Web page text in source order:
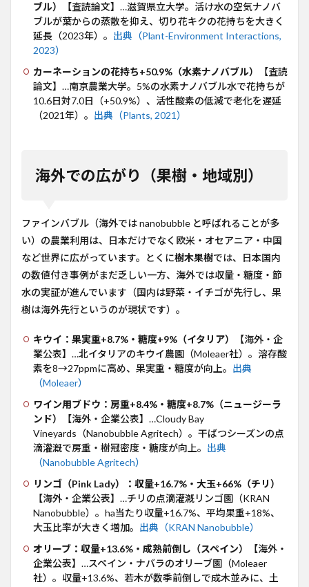
ブル）
【査読論文】…滋賀県立大学。活け水の空気ナノバ
ブルが葉からの蒸散を抑え、切り花キクの花持ちを大きく
延長（2023年）。 出典（Plant-Environment Interactions,
2023）
カーネーションの花持ち+50.9%（水素ナノバブル）
【査読
論文】…南京農業大学。5%の水素ナノバブル水で花持ちが
10.6日対7.0日（+50.9%）、活性酸素の低減で老化を遅延
（2021年）。 出典（Plants, 2021）
海外での広がり（果樹・地域別）
ファインバブル（海外では nanobubble と呼ばれることが多
い）の農業利用は、日本だけでなく欧米・オセアニア・中国
など世界に広がっています。とくに樹木果樹では、日本国内
の数値付き事例がまだ乏しい一方、海外では収量・糖度・節
水の実証が進んでいます（国内は野菜・イチゴが先行し、果
樹は海外先行というのが現状です）。
キウイ：果実重+8.7%・糖度+9%（イタリア）
【海外・企
業公表】…北イタリアのキウイ農園（Moleaer社）。溶存酸
素を8→27ppmに高め、果実重・糖度が向上。 出典
（Moleaer）
ワイン用ブドウ：房重+8.4%・糖度+8.7%（ニュージーラ
ンド）
【海外・企業公表】…Cloudy Bay
Vineyards（Nanobubble Agritech）。干ばつシーズンの点
滴灌漑で房重・樹冠密度・糖度が向上。 出典
（Nanobubble Agritech）
リンゴ（Pink Lady）：収量+16.7%・大玉+66%（チリ）
【海外・企業公表】…チリの点滴灌漑リンゴ園（KRAN
Nanobubble）。ha当たり収量+16.7%、平均果重+18%、
大玉比率が大きく増加。 出典（KRAN Nanobubble）
オリーブ：収量+13.6%・成熟前倒し（スペイン）
【海外・
企業公表】…スペイン・ナバラのオリーブ園（Moleaer
社）。収量+13.6%、若木が数季前倒しで成木並みに、土